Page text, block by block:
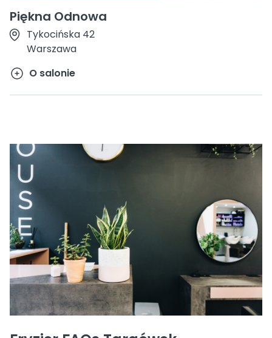
Piękna Odnowa
Tykocińska 42
Warszawa
O salonie